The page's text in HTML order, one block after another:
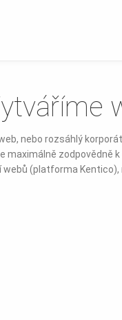
nebo rozsáhlý
maximálně zodpovědně
(platforma Kentico),